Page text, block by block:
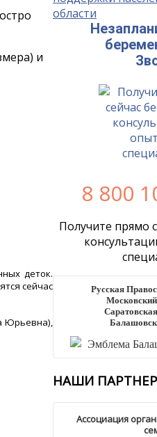
и
деток.
сейчас
Юрьевна),
8 800
Получите прямо
Русская
НАШИ
Ассоциация